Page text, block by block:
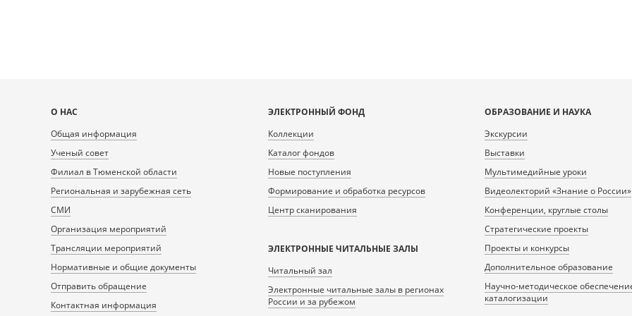
Карта
сайта
О НАС
Общая информация
Ученый совет
Филиал в Тюменской области
Региональная и зарубежная сеть
СМИ
Организация мероприятий
Трансляции мероприятий
Нормативные и общие документы
Отправить обращение
Контактная информация
ЭЛЕКТРОННЫЙ ФОНД
Коллекции
Каталог фондов
Новые поступления
Формирование и обработка ресурсов
Центр сканирования
ЭЛЕКТРОННЫЕ ЧИТАЛЬНЫЕ ЗАЛЫ
Читальный зал
Электронные читальные залы в регионах
России и за рубежом
ОБРАЗОВАНИЕ И НАУКА
Экскурсии
Выставки
Мультимедийные уроки
Видеолекторий «Знание о России»
Конференции, круглые столы
Стратегические проекты
Проекты и конкурсы
Дополнительное образование
Научно-методическое
каталогизации